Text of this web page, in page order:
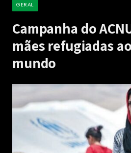
GERAL
Campanha do
mães refugiadas
mundo